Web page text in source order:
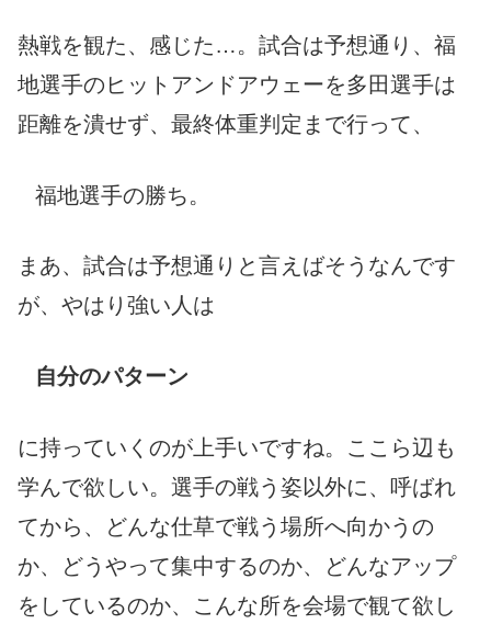
熱戦を観た、感じた…。試合は予想通り、福
地選手のヒットアンドアウェーを多田選手は
距離を潰せず、最終体重判定まで行って、
福地選手の勝ち。
まあ、試合は予想通りと言えばそうなんです
が、やはり強い人は
自分のパターン
に持っていくのが上手いですね。ここら辺も
学んで欲しい。選手の戦う姿以外に、呼ばれ
てから、どんな仕草で戦う場所へ向かうの
か、どうやって集中するのか、どんなアップ
をしているのか、こんな所を会場で観て欲し